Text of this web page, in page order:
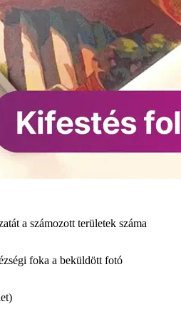
a számozott területek száma
foka a beküldött fotó